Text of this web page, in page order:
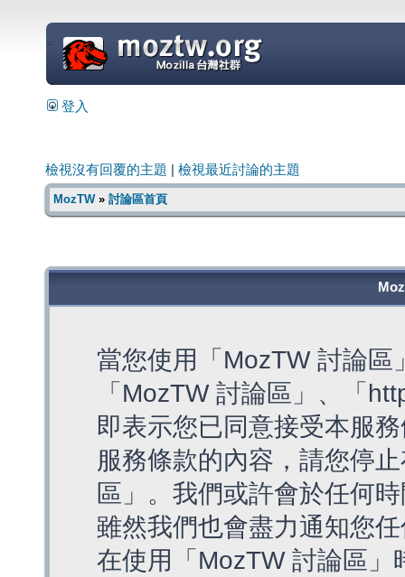
=
登入
檢視沒有回覆的主題 檢視最近討論的主題
MozTW» 討論區首頁
當您使用「MozTW 討論
「MozTW 討論區」、「
即表示您已同意接受本服
服務條款的內容，請您停
區」。我們或許會於任何
雖然我們也會盡力通知您
在使用「MozTW 討論區